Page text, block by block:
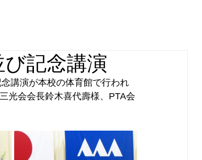
記念講演
講演が本校の体育館で行われ
光会会長鈴木喜代壽様、PTA会